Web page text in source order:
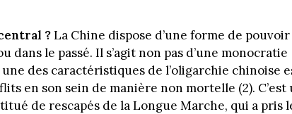
?La Chine dispose d’une forme de pouvoir
dans le passé. Il s’agit non pas d’une monocratie
une des caractéristiques de l’oligarchie chinoise
en son sein de manière non mortelle (2). C’est
de rescapés de la Longue Marche, qui a pris